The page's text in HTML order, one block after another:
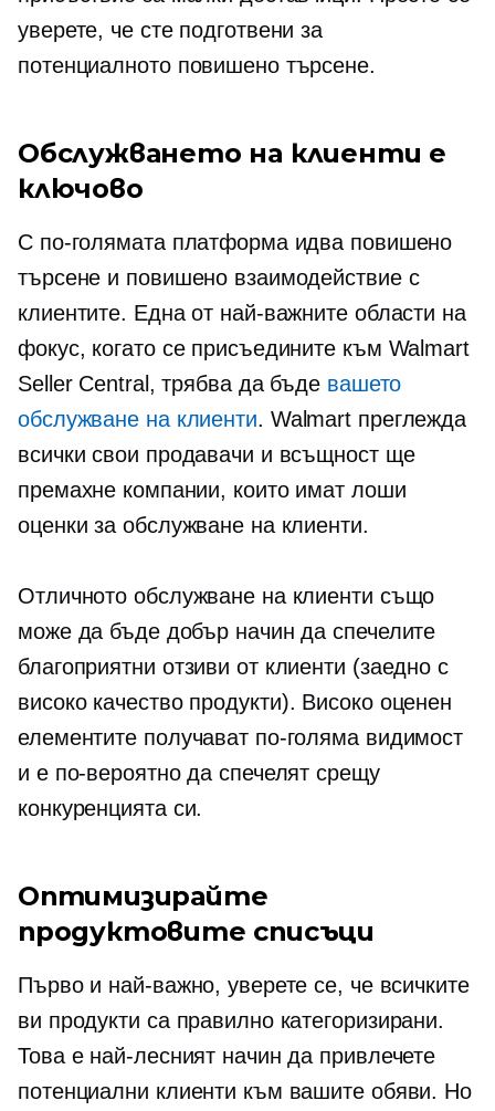
уверете, че сте подготвени за
потенциалното повишено търсене.
Обслужването на клиенти е
ключово
С по-голямата платформа идва повишено
търсене и повишено взаимодействие с
клиентите. Една от най-важните области на
фокус, когато се присъедините към Walmart
Seller Central, трябва да бъде вашето
обслужване на клиенти. Walmart преглежда
всички свои продавачи и всъщност ще
премахне компании, които имат лоши
оценки за обслужване на клиенти.
Отличното обслужване на клиенти също
може да бъде добър начин да спечелите
благоприятни отзиви от клиенти (заедно с
високо качествопродукти). Високо оценен
елементите получават по-голяма видимост
и е по-вероятно да спечелят срещу
конкуренцията си.
Оптимизирайте
продуктовите списъци
Първо и най-важно, уверете се, че всичките
ви продукти са правилно категоризирани.
Това е най-лесният начин да привлечете
потенциални клиенти към вашите обяви. Но